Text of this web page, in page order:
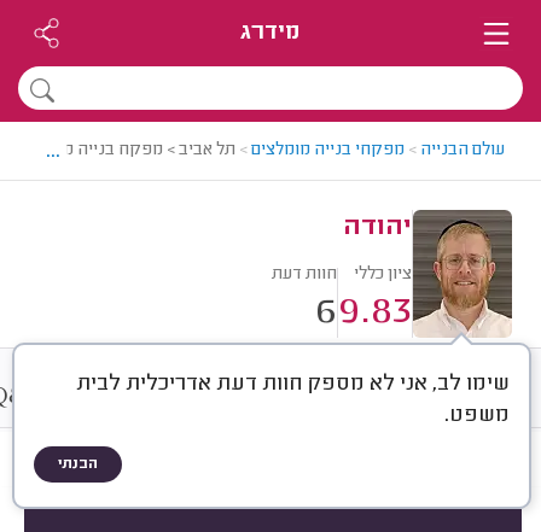
מידרג
עולם הבנייה > מפקחי בנייה מומלצים> תל אביב > מפקח בנייה מומלץ -
...
יהודה
ציון כללי
9.83
חוות דעת
6
שימו לב, אני לא מספק חוות דעת אדריכלית לבית
משפט.
הבנתי
חוות דעת ממוצע אודות &